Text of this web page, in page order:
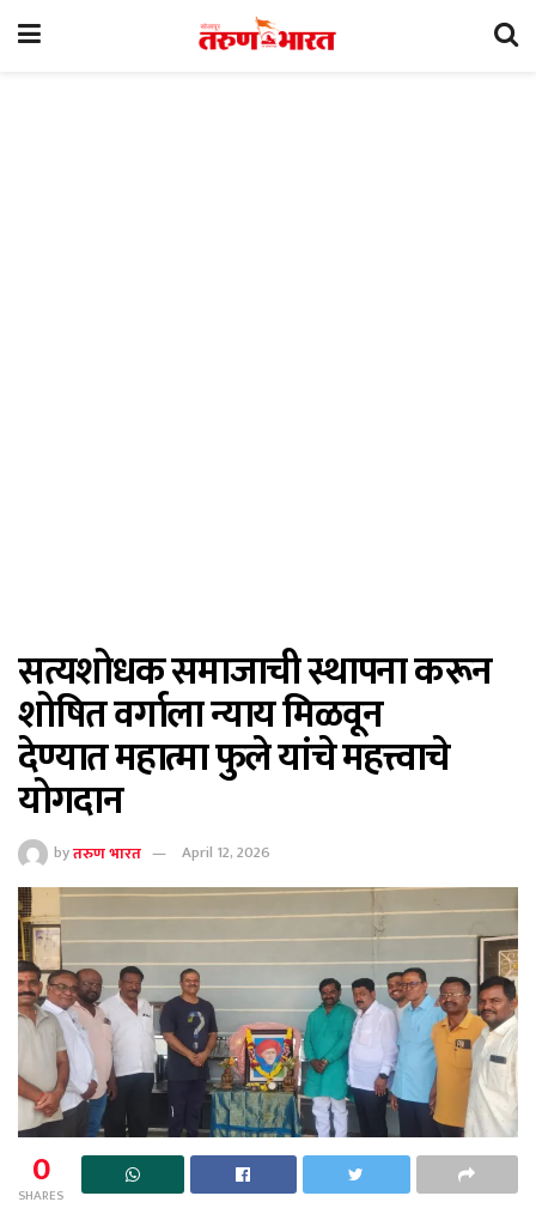
सत्यशोधक समाजाची स्थापना करून
शोषित वर्गाला न्याय मिळवून
देण्यात महात्मा फुले यांचे महत्त्वाचे
योगदान
byतरुण भारत April 12, 2026
0
SHARES